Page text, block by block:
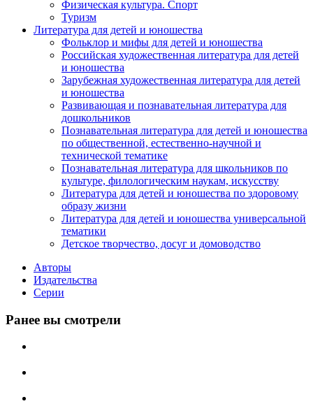
Физическая культура. Спорт
Туризм
Литература для детей и юношества
Фольклор и мифы для детей и юношества
Российская художественная литература для детей
и юношества
Зарубежная художественная литература для детей
и юношества
Развивающая и познавательная литература для
дошкольников
Познавательная литература для детей и юношества
по общественной, естественно-научной и
технической тематике
Познавательная литература для школьников по
культуре, филологическим наукам, искусству
Литература для детей и юношества по здоровому
образу жизни
Литература для детей и юношества универсальной
тематики
Детское творчество, досуг и домоводство
Авторы
Издательства
Серии
Ранее вы смотрели